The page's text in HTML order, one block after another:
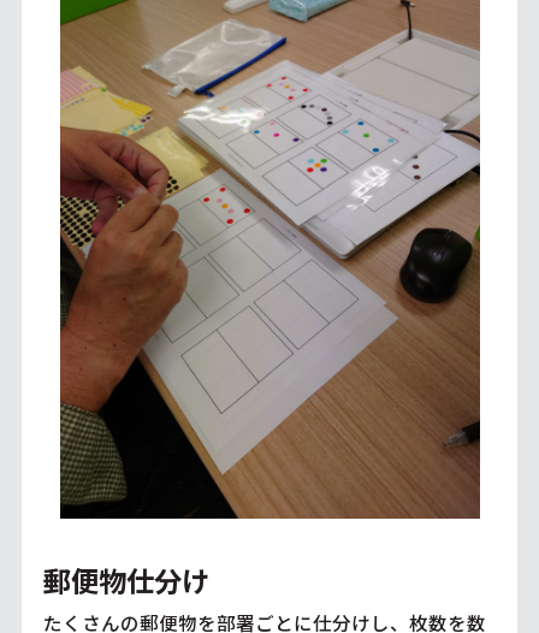
郵便物仕分け
たくさんの郵便物を部署ごとに仕分けし、枚数を数